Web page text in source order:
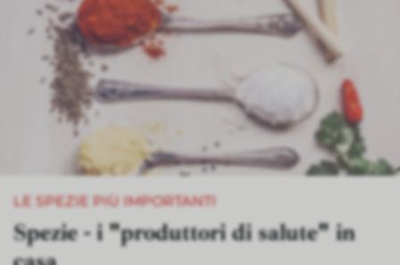
LE SPEZIE PIÙ IMPORTANTI
Spezie - i "produttori di salute" in